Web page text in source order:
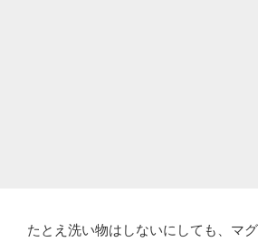
たとえ洗い物はしないにしても、マ